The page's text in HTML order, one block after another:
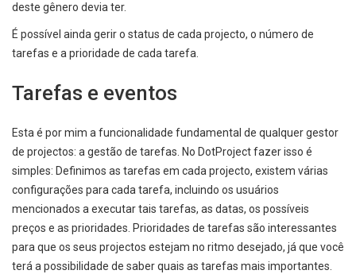
deste gênero devia ter.
É possível ainda gerir o status de cada projecto, o número de
tarefas e a prioridade de cada tarefa.
Tarefas e eventos
Esta é por mim a funcionalidade fundamental de qualquer gestor
de projectos: a gestão de tarefas. No DotProject fazer isso é
simples: Definimos as tarefas em cada projecto, existem várias
configurações para cada tarefa, incluindo os usuários
mencionados a executar tais tarefas, as datas, os possíveis
preços e as prioridades. Prioridades de tarefas são interessantes
para que os seus projectos estejam no ritmo desejado, já que você
terá a possibilidade de saber quais as tarefas mais importantes.